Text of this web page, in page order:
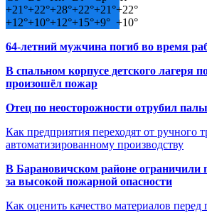
+21°+22°+28°+22°+21°+22°
+12°+10°+12°+15°+9° +10°
64-летний мужчина погиб во время
В спальном корпусе детского лагеря
произошёл пожар
Отец по неосторожности отрубил
Как предприятия переходят от ручного
автоматизированному производству
В Барановичском районе ограничили
за высокой пожарной опасности
Как оценить качество материалов перед